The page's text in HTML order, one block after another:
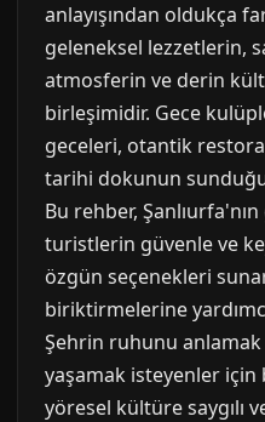
anlayışından oldukça
geleneksel lezzetlerin,
atmosferin ve derin
birleşimidir. Gece
geceleri, otantik
tarihi dokunun
Bu rehber,
turistlerin güvenle ve
özgün seçenekleri
biriktirmelerine
Şehrin ruhunu
yaşamak isteyenler
yöresel kültüre saygılı